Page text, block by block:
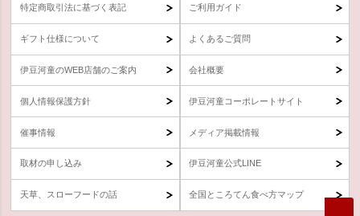
特定商取引法に基づく表記 ご利用ガイド
ギフト仕様について よくあるご質問
伊豆河童のWEB店舗のご案内 会社概要
個人情報保護方針 伊豆河童コーポレートサイト
催事情報 メディア掲載情報
取材の申し込み 伊豆河童公式LINE
天草、スローフードの話 全国ところてん食べ方マップ